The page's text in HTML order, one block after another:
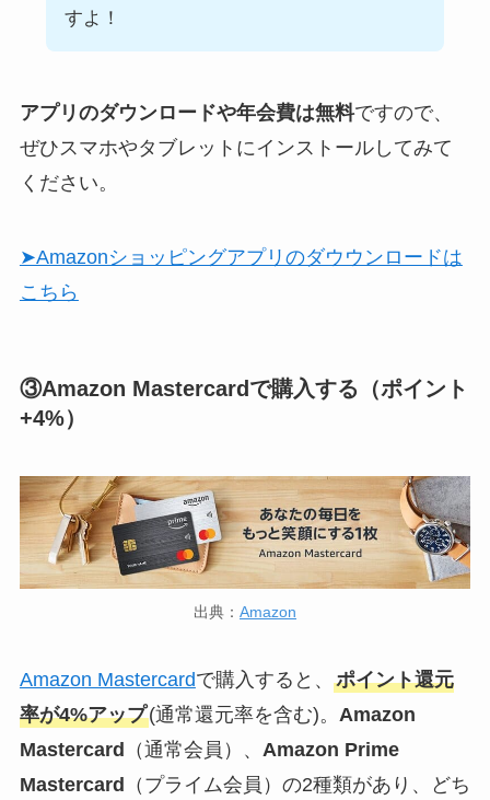
す​よ！
アプリのダウンロードや年会費は無料ですので、
ぜひスマホやタブレットにインストールしてみて
ください。
➤Amazonショッピングアプリのダウウンロードは
こちら
③Amazon Mastercardで購入する（ポイント
+4%）
出典： Amazon
Amazon Mastercardで購入すると、 ポイント還元
率が4%アップ(通常還元率を含む)。 Amazon
Mastercard （通常会員）、 Amazon Prime
Mastercard （プライム会員）の2種類があり、どち